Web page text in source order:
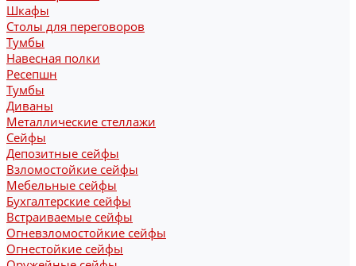
Шкафы
Столы для переговоров
Тумбы
Навесная полки
Ресепшн
Тумбы
Диваны
Металлические стеллажи
Сейфы
Депозитные сейфы
Взломостойкие сейфы
Мебельные сейфы
Бухгалтерские сейфы
Встраиваемые сейфы
Огневзломостойкие сейфы
Огнестойкие сейфы